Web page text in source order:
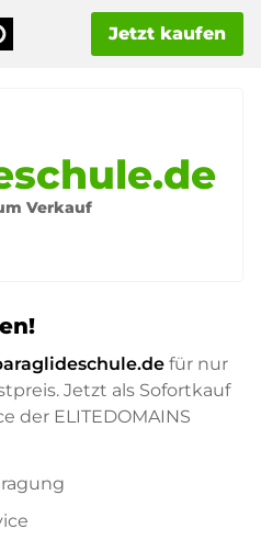
Jetzt kaufen
Verkauf
für nur
Jetzt als Sofortkauf
der ELITEDOMAINS